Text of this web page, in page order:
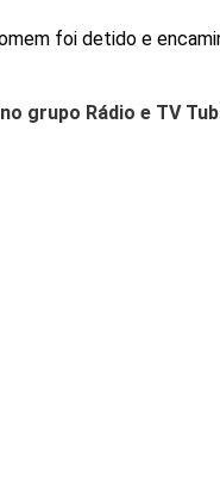
foi detido e
grupo Rádio e TV